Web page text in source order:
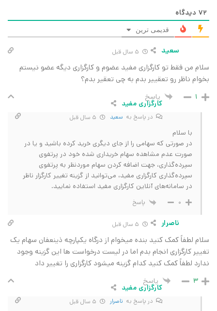
72 دیدگاه
قدیمی ترین
سعید
سلام من فقط تو کارگزاری مفید عضوم و کارگزاری دیگه عضو نیستم
بخوام ناظر رو تعقییر بدم به چی تعقیر بدم؟
1 پاسخ
کارگزاری مفید
در پاسخ به سعید
با سلام
در صورتی که سهامی را از جای دیگری خرید کرده باشید و یا در
صورت عدم مشاهده سهام خریداری شده خود در پرتفوی
سپرده‌گذاری، جهت اضافه کردن سهام موردنظر به پرتفوی
سپرده‌گذاری کارگزاری مفید، می‌توانید از گزینه تغییر کارگزار ناظر
در سامانه‌های آنلاین کارگزاری مفید استفاده نمایید.
0 پاسخ
ناصرار
سلام لطفاً کمک کنید بنده میخوام از درگاه یکپارچه ذینعفان سهام یک
تغییر کارگزاری انجام بدم اما در لیست درخواست ها این گزینه وجود
ندارد لطفاً کمک کنید کدام گزینه میشود کارگزاری را تغییر داد
3 پاسخ
کارگزاری مفید
در پاسخ به ناصرار